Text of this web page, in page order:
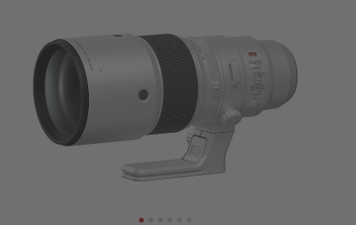
E-post:
kundeservice@japanphoto.no
FOTOTILBEHØR
LYS OG STUDIO
INSTANTFOTO
ANALOG